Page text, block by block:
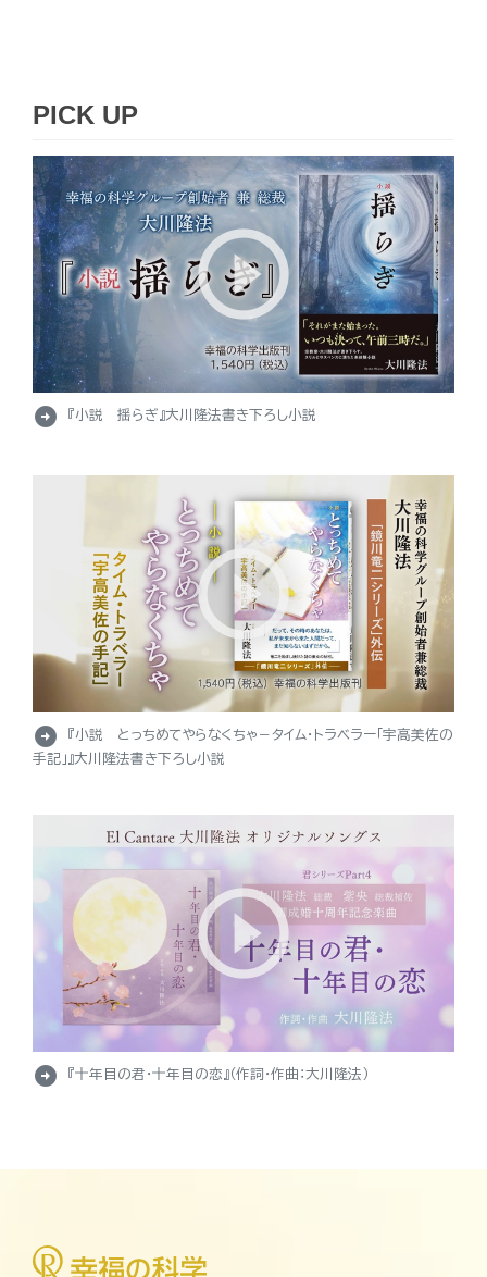
PICK UP
arrow_circle_right 『小説 揺らぎ』大川隆法書き下ろし小説
arrow_circle_right
『小説 とっちめてやらなくちゃ－タイム・トラベラー「宇高美佐の
手記」』大川隆法書き下ろし小説
arrow_circle_right 『十年目の君・十年目の恋』（作詞・作曲：大川隆法）